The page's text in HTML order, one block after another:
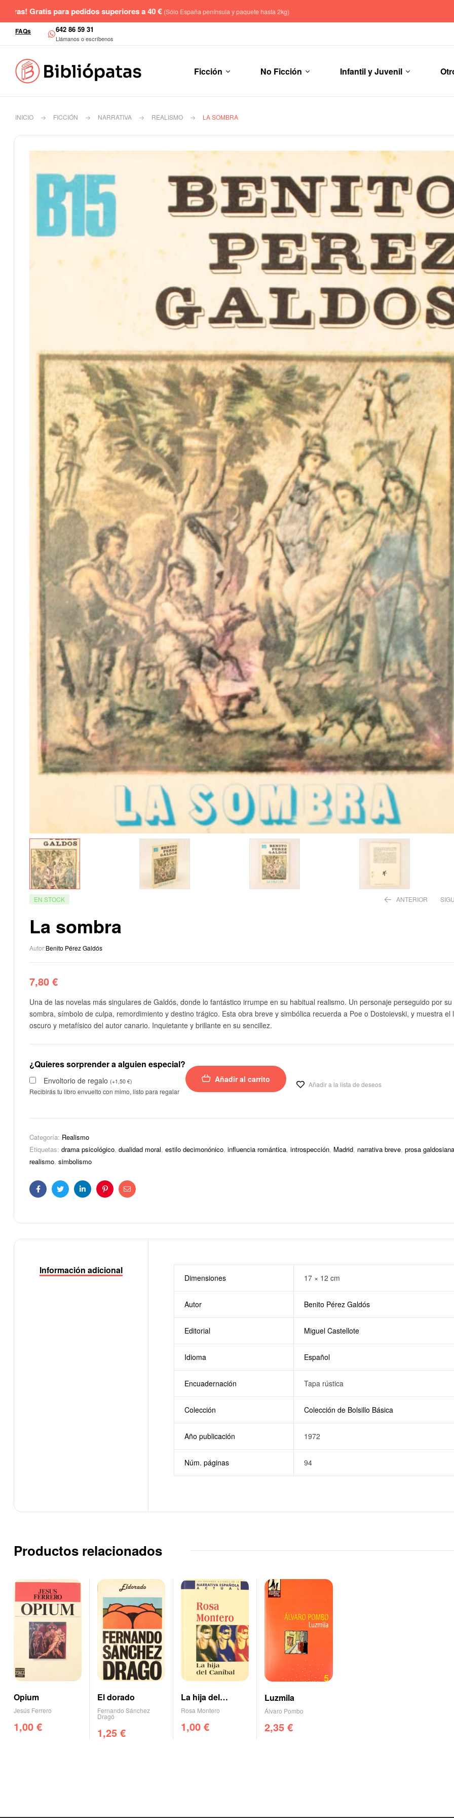
a 40 €(Sólo España península y paquete hasta 2kg)
FAQs 642 86 59 31
Llámanos o escríbenos
Ficción No Ficción Infantil y Juvenil
INICIO FICCIÓN NARRATIVA REALISMO LA SOMBRA
EN STOCK ANTERIOR
La sombra
Autor:Benito Pérez Galdós
7,80 €
Una de las novelas más singulares de Galdós, donde lo fantástico irrumpe en su habitual realismo. Un personaje perseguido por
sombra, símbolo de culpa, remordimiento y destino trágico. Esta obra breve y simbólica recuerda a Poe o Dostoievski, y muestra el
oscuro y metafísico del autor canario. Inquietante y brillante en su sencillez.
¿Quieres sorprender a alguien especial?
Envoltorio de regalo (+1,50 €)
Recibirás tu libro envuelto con mimo, listo para regalar
Añadir al carrito
Añadir a la lista de deseos
Categoría: Realismo
Etiquetas: drama psicológico, dualidad moral, estilo decimonónico, influencia romántica, introspección, Madrid, narrativa breve, prosa galdosiana
realismo, simbolismo
FacebookTwitterLinkedinPinterestCorreo
Información adicional
Dimensiones 17 × 12 cm
Autor Benito Pérez Galdós
Editorial Miguel Castellote
Idioma Español
Encuadernación Tapa rústica
Colección Colección de Bolsillo Básica
Año publicación 1972
Núm. páginas 94
Productos relacionados
Opium
Jesús Ferrero
1,00 €
El dorado
Fernando Sánchez
Dragó
1,25 €
La hija del
caníbal
Rosa Montero
1,00 €
Luzmila
Álvaro Pombo
2,35 €